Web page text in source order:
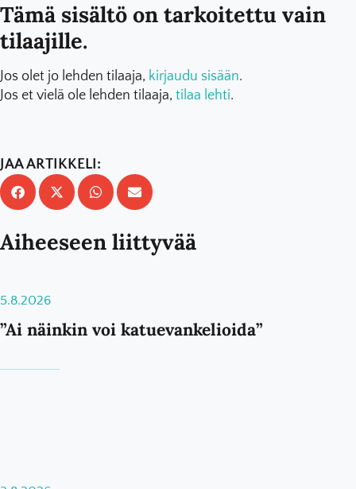
Tämä sisältö on tarkoitettu vain
tilaajille.
Jos olet jo lehden tilaaja, kirjaudu sisään.
Jos et vielä ole lehden tilaaja, tilaa lehti.
JAA ARTIKKELI:
Aiheeseen liittyvää
5.8.2026
”Ai näinkin voi katuevankelioida”